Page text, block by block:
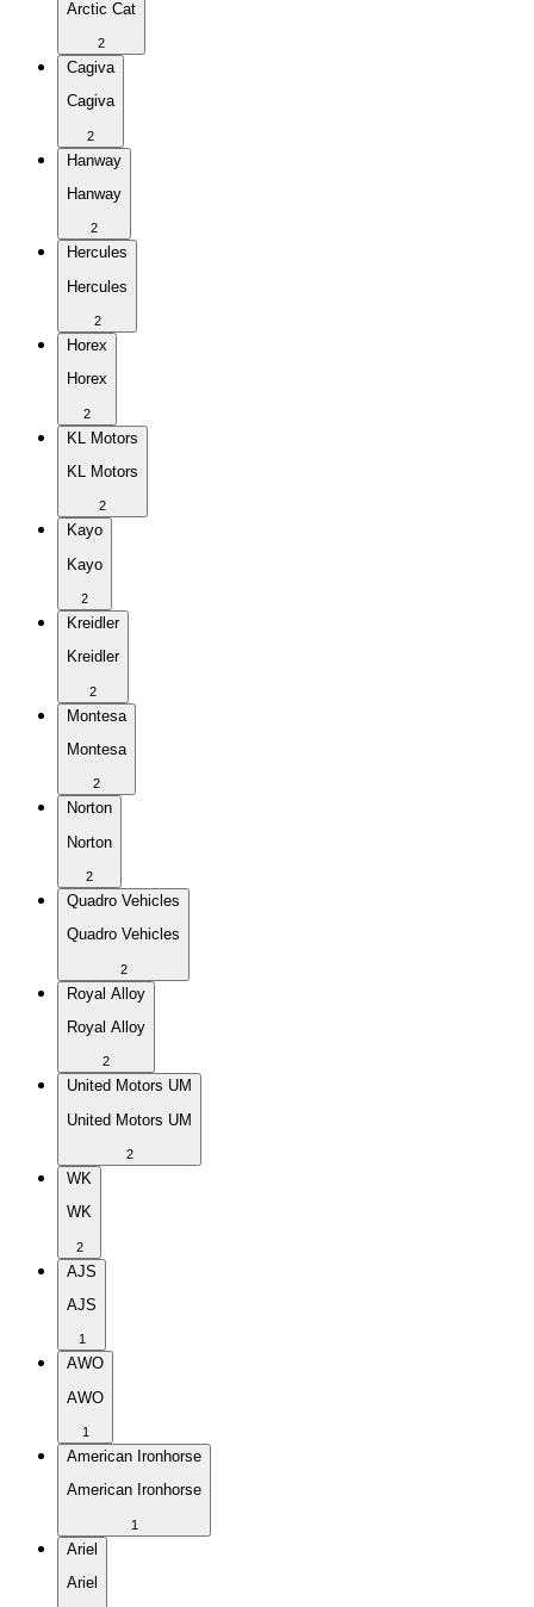
Arctic Cat
2
Cagiva
Cagiva
2
Hanway
Hanway
2
Hercules
Hercules
2
Horex
Horex
2
KL Motors
KL Motors
2
Kayo
Kayo
2
Kreidler
Kreidler
2
Montesa
Montesa
2
Norton
Norton
2
Quadro Vehicles
Quadro Vehicles
2
Royal Alloy
Royal Alloy
2
United Motors UM
United Motors UM
2
WK
WK
2
AJS
AJS
1
AWO
AWO
1
American Ironhorse
American Ironhorse
1
Ariel
Ariel